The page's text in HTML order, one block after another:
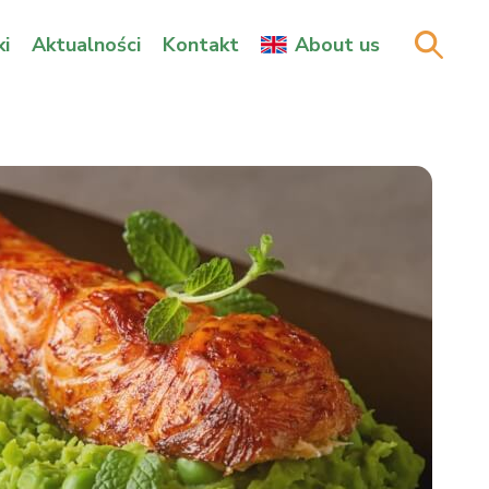
Aktualności Kontakt About us